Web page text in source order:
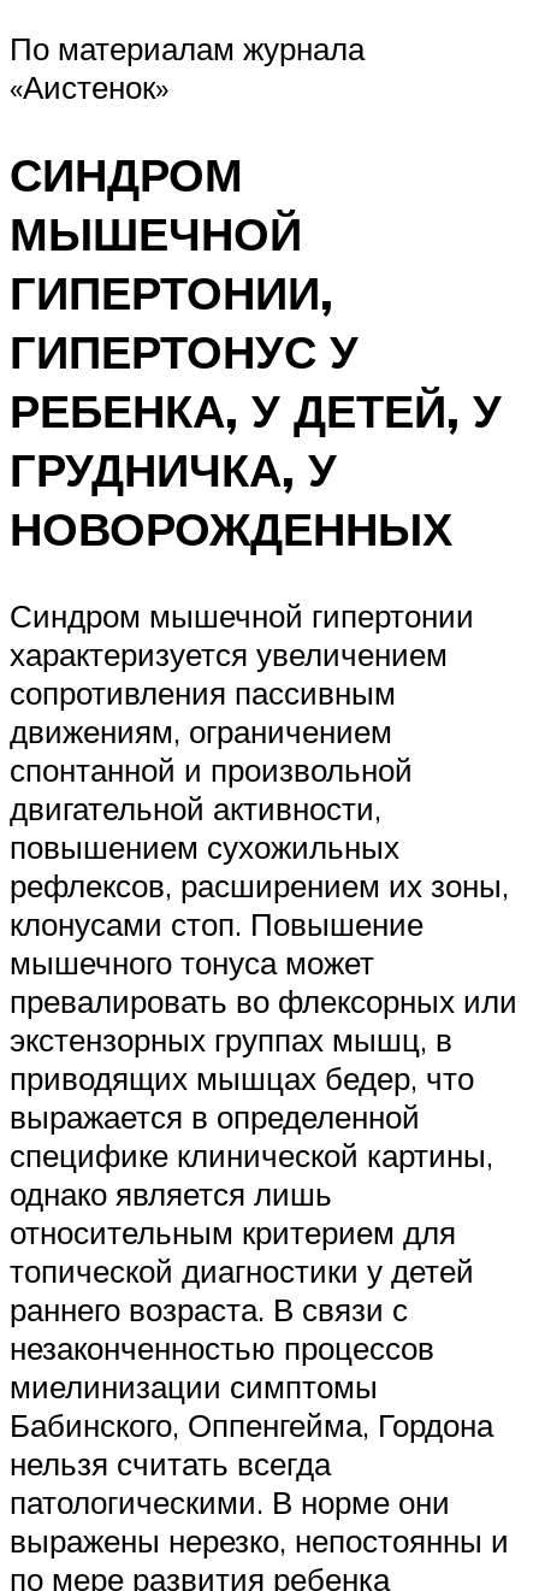
По материалам журнала
«Аистенок»
СИНДРОМ
МЫШЕЧНОЙ
ГИПЕРТОНИИ,
ГИПЕРТОНУС У
РЕБЕНКА, У ДЕТЕЙ, У
ГРУДНИЧКА, У
НОВОРОЖДЕННЫХ
Синдром мышечной гипертонии
характеризуется увеличением
сопротивления пассивным
движениям, ограничением
спонтанной и произвольной
двигательной активности,
повышением сухожильных
рефлексов, расширением их зоны,
клонусами стоп. Повышение
мышечного тонуса может
превалировать во флексорных или
экстензорных группах мышц, в
приводящих мышцах бедер, что
выражается в определенной
специфике клинической картины,
однако является лишь
относительным критерием для
топической диагностики у детей
раннего возраста. В связи с
незаконченностью процессов
миелинизации симптомы
Бабинского, Оппенгейма, Гордона
нельзя считать всегда
патологическими. В норме они
выражены нерезко, непостоянны и
по мере развития ребенка